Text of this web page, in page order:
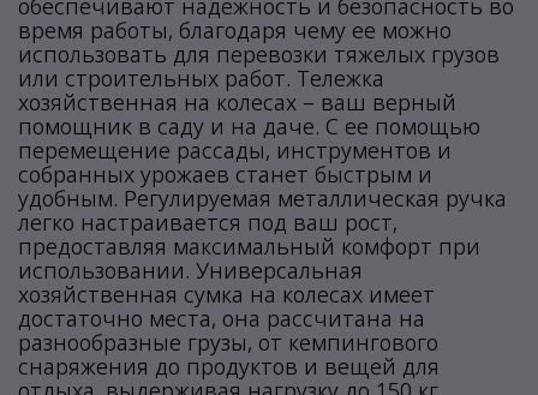
обеспечивают надежность и безопасность во
время работы, благодаря чему ее можно
использовать для перевозки тяжелых грузов
или строительных работ. Тележка
хозяйственная на колесах – ваш верный
помощник в саду и на даче. С ее помощью
перемещение рассады, инструментов и
собранных урожаев станет быстрым и
удобным. Регулируемая металлическая ручка
легко настраивается под ваш рост,
предоставляя максимальный комфорт при
использовании. Универсальная
хозяйственная сумка на колесах имеет
достаточно места, она рассчитана на
разнообразные грузы, от кемпингового
снаряжения до продуктов и вещей для